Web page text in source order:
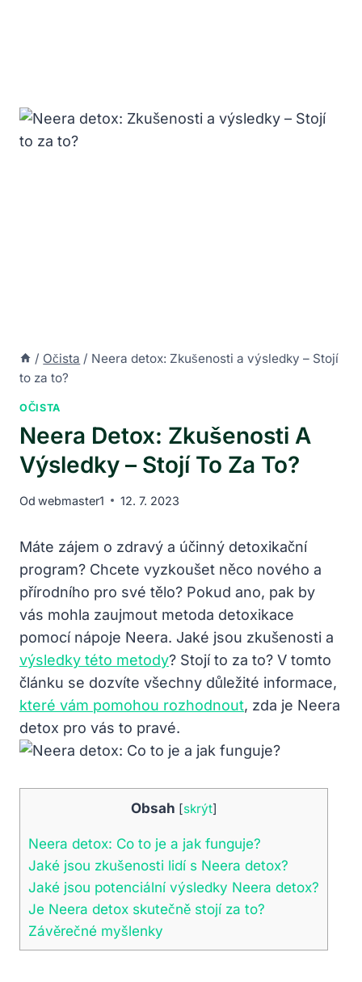
/ Očista / Neera detox: Zkušenosti a výsledky – Stojí
to za to?
OČISTA
Neera Detox: Zkušenosti A
Výsledky – Stojí To Za To?
Od webmaster1 12. 7. 2023
Máte zájem o zdravý a účinný detoxikační
program? Chcete vyzkoušet něco nového a
přírodního pro své tělo? Pokud ano, pak by
vás mohla zaujmout metoda detoxikace
pomocí nápoje Neera. Jaké jsou zkušenosti a
výsledky této metody? Stojí to za to? V tomto
článku se dozvíte všechny důležité informace,
které vám pomohou rozhodnout, zda je Neera
detox pro vás to pravé.
Obsah [skrýt]
Neera detox: Co to je a jak funguje?
Jaké jsou zkušenosti lidí s Neera detox?
Jaké jsou potenciální výsledky Neera detox?
Je Neera detox skutečně stojí za to?
Závěrečné myšlenky